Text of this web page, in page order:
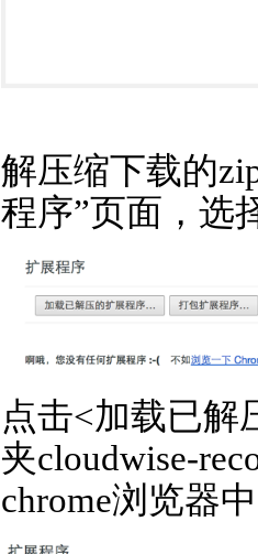
解压缩下载的
程序”页面，选
点击<加载已解
夹cloudwise-
chrome浏览器